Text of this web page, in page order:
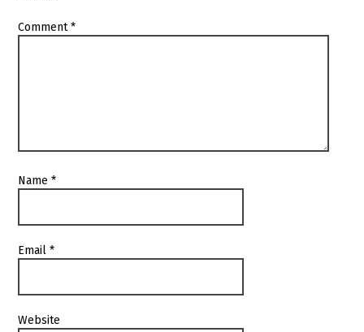
Comment*
Name*
Email*
Website